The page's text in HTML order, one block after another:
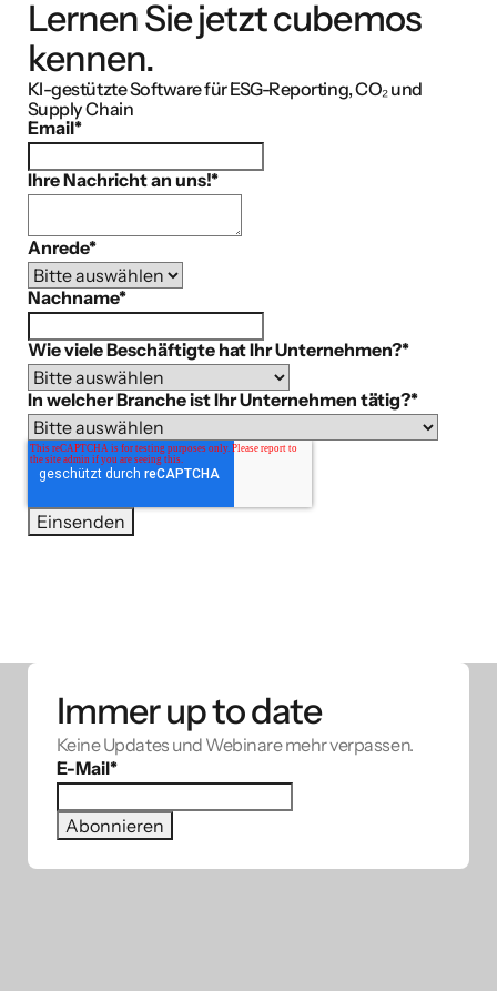
Lernen Sie jetzt cubemos
kennen.
KI-gestützte Software für ESG-Reporting, CO₂ und
Supply Chain
Email*
Ihre Nachricht an uns!*
Anrede*
Nachname*
Wie viele Beschäftigte hat Ihr Unternehmen?*
In welcher Branche ist Ihr Unternehmen tätig?*
Immer up to date
Keine Updates und Webinare mehr verpassen.
E-Mail*